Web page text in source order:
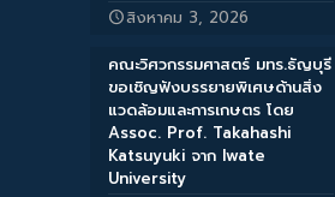
สิงหาคม 3, 2026
คณะวิศวกรรมศาสตร์ มทร.ธัญบุรี
ขอเชิญฟังบรรยายพิเศษด้านสิ่ง
แวดล้อมและการเกษตร โดย
Assoc. Prof. Takahashi
Katsuyuki จาก Iwate
University